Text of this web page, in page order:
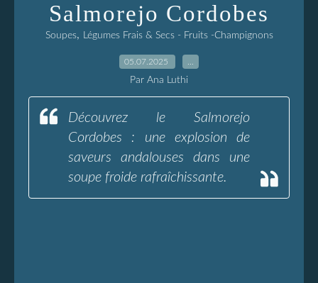
Salmorejo Cordobes
Soupes, Légumes Frais & Secs - Fruits -Champignons
05.07.2025
Par Ana Luthi
Découvrez le Salmorejo
Cordobes : une explosion de
saveurs andalouses dans une
soupe froide rafraîchissante.